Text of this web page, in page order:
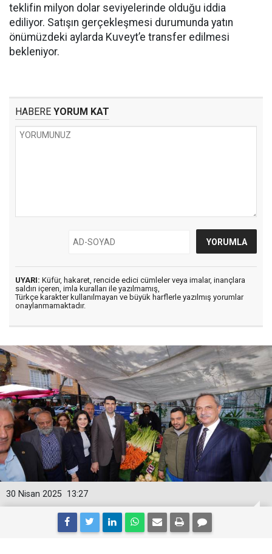
teklifin milyon dolar seviyelerinde olduğu iddia
ediliyor. Satışın gerçekleşmesi durumunda yatın
önümüzdeki aylarda Kuveyt’e transfer edilmesi
bekleniyor.
HABERE YORUM KAT
UYARI: Küfür, hakaret, rencide edici cümleler veya imalar, inançlara
saldırı içeren, imla kuralları ile yazılmamış,
Türkçe karakter kullanılmayan ve büyük harflerle yazılmış yorumlar
onaylanmamaktadır.
13:27
30 Nisan 2025